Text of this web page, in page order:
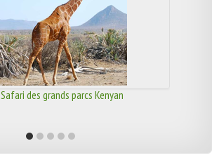
Safari des grands parcs Kenyan